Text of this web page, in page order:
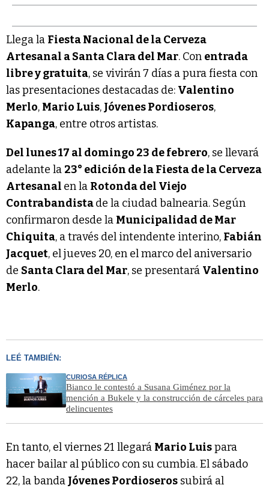
Llega la Fiesta Nacional de la Cerveza
Artesanal a Santa Clara del Mar. Con entrada
libre y gratuita, se vivirán 7 días a pura fiesta con
las presentaciones destacadas de: Valentino
Merlo, Mario Luis, Jóvenes Pordioseros,
Kapanga, entre otros artistas.
Del lunes 17 al domingo 23 de febrero, se llevará
adelante la 23° edición de la Fiesta de la Cerveza
Artesanal en la Rotonda del Viejo
Contrabandistade la ciudad balnearia. Según
confirmaron desde la Municipalidad de Mar
Chiquita, a través del intendente interino, Fabián
Jacquet, el jueves 20, en el marco del aniversario
de Santa Clara del Mar, se presentará Valentino
Merlo.
LEÉ TAMBIÉN:
CURIOSA RÉPLICA
Bianco le contestó a Susana Giménez por la
mención a Bukele y la construcción de cárceles para
delincuentes
En tanto, el viernes 21 llegará Mario Luispara
hacer bailar al público con su cumbia. El sábado
22, la banda Jóvenes Pordioseros subirá al